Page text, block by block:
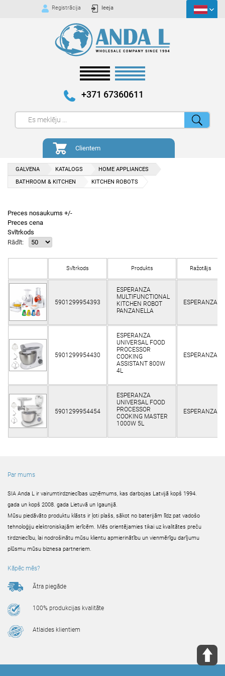
Registrācija Ieeja
+371 67360611
Clientem
GALVENA KATALOGS
HOME APPLIANCES
BATHROOM & KITCHEN
KITCHEN ROBOTS
Preces nosaukums +/-
Preces cena
Svītrkods
Rādīt:
Svītrkods Produkts Ražotājs
5901299954393
ESPERANZA
MULTIFUNCTIONAL
KITCHEN ROBOT
PANZANELLA
ESPERANZA
5901299954430
ESPERANZA
UNIVERSAL FOOD
PROCESSOR
COOKING
ASSISTANT 800W
4L
ESPERANZA
5901299954454
ESPERANZA
UNIVERSAL FOOD
PROCESSOR
COOKING MASTER
1000W 5L
ESPERANZA
Par mums
SIA Anda L ir vairumtirdzniecības uzņēmums, kas darbojas Latvijā kopš 1994.
gada un kopš 2008. gada Lietuvā un Igaunijā.
Mūsu piedāvāto produktu klāsts ir ļoti plašs, sākot no baterijām līdz pat vadošo
tehnoloģiju elektroniskajām ierīcēm. Mēs orientējamies tikai uz kvalitātes preču
tirdzniecību, lai nodrošinātu mūsu klientu apmierinātību un vienmērīgu darījumu
plūsmu mūsu biznesa partneriem.
Kāpēc mēs?
Ātra piegāde
100% produkcijas kvalitāte
Atlaides klientiem